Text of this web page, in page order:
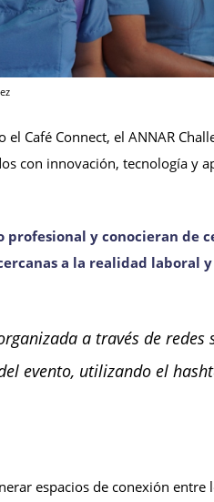
Café Connect, el ANNAR
con innovación, tecnología y
y conocieran de
a la realidad laboral
a través de redes
evento, utilizando el
espacios de conexión entre